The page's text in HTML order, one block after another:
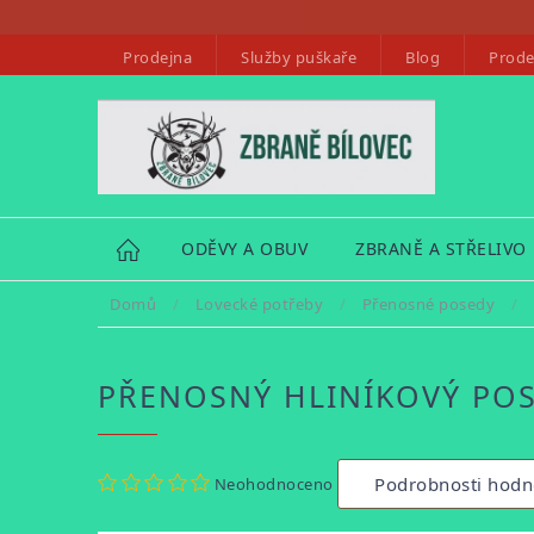
Prodejna Služby puškaře Blog
HOME ODĚVY A OBUV ZBRANĚ A STŘELIVO
Domů / Lovecké potřeby / Přenosné posedy /
PŘENOSNÝ HLINÍKOVÝ
hodnocení
Neohodnoceno Podrobnosti